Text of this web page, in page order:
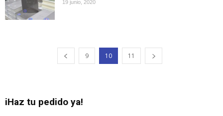
19 junio, 2020
9 10 11
iHaz tu pedido ya!